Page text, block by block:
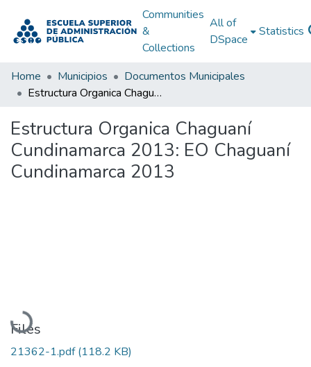
Communities
&
Collections
All of
DSpace
Statistics
Home Municipios
Documentos Municipales
Estructura Organica Chaguaní Cundinamarca 2013: EO Chaguaní Cundinamarca 2013
Estructura Organica Chaguaní
Cundinamarca 2013: EO Chaguaní
Cundinamarca 2013
Loading...
Files
21362-1.pdf(118.2 KB)